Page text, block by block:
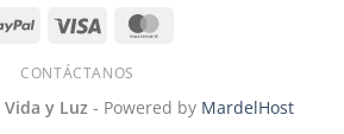
PayPal Visa
CONTÁCTANOS
Vida y Luz - Powered by MardelHost